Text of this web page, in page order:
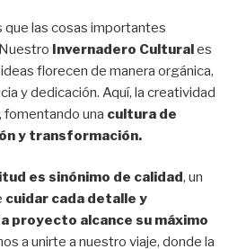
que las cosas importantes
Invernadero Culturales
florecen de manera orgánica,
y dedicación. Aquí, la creatividad
una cultura de
y transformación.
es sinónimo de calidad, un
cuidar cada detalle y
proyecto alcance su máximo
a unirte a nuestro viaje, donde la